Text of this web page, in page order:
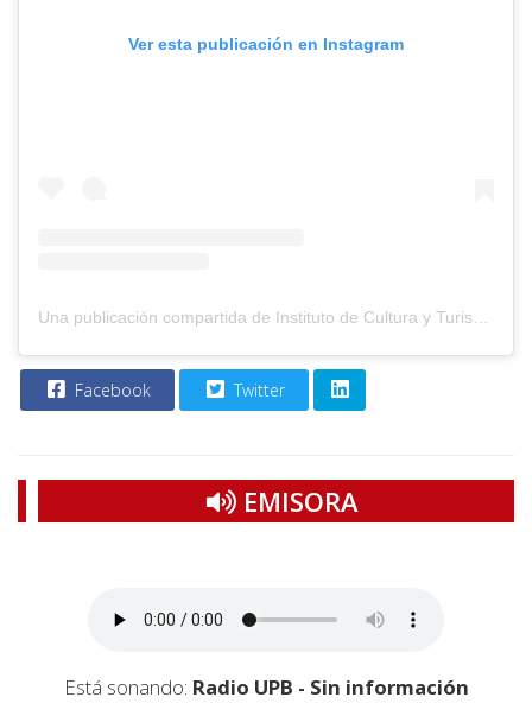
Ver esta publicación en Instagram
Una publicación compartida de Instituto de Cultura y Turismo (@imctbga)
Facebook Twitter
EMISORA
Está sonando: Radio UPB - Sin información